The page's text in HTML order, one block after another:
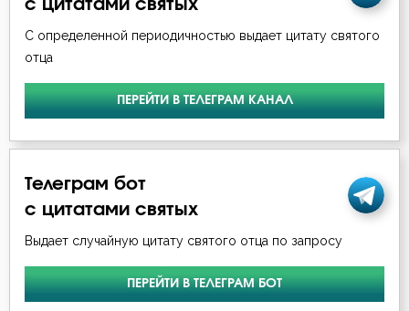
Подвиг
Помощь Божия
Порок
Пост
Похоть
Причастие
с цитатами святых
С определенной периодичностью выдает цитату святого
отца
ПЕРЕЙТИ В ТЕЛЕГРАМ КАНАЛ
Телеграм бот
с цитатами святых
Выдает случайную цитату святого отца по запросу
ПЕРЕЙТИ В ТЕЛЕГРАМ БОТ